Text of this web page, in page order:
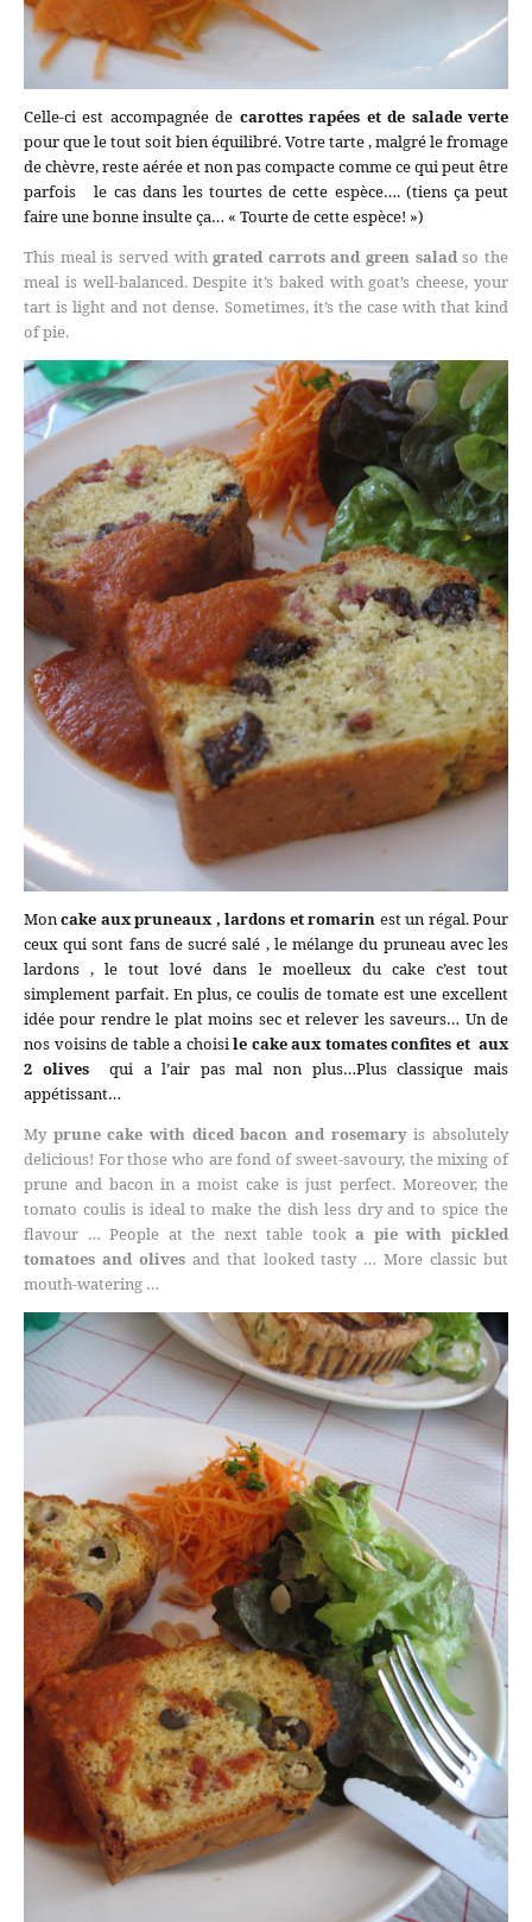
Celle-ci est accompagnée de carottes rapées et de salade verte
pour que le tout soit bien équilibré. Votre tarte , malgré le fromage
de chèvre, reste aérée et non pas compacte comme ce qui peut être
parfois le cas dans les tourtes de cette espèce…. (tiens ça peut
faire une bonne insulte ça… « Tourte de cette espèce! »)
This meal is served withgrated carrots and green saladso the
meal is well-balanced. Despite it’s baked with goat’s cheese, your
tart is light and not dense. Sometimes, it’s the case with that kind
of pie.
Moncake aux pruneaux , lardons et romarin est un régal. Pour
ceux qui sont fans de sucré salé , le mélange du pruneau avec les
lardons , le tout lové dans le moelleux du cake c’est tout
simplement parfait. En plus, ce coulis de tomate est une excellent
idée pour rendre le plat moins sec et relever les saveurs… Un de
nos voisins de table a choisile cake aux tomates confites et aux
2 olivesqui a l’air pas mal non plus…Plus classique mais
appétissant…
My prune cake with diced bacon and rosemaryis absolutely
delicious! For those who are fond of sweet-savoury, the mixing of
prune and bacon in a moist cake is just perfect. Moreover, the
tomato coulis is ideal to make the dish less dry and to spice the
flavour … People at the next table tooka pie with pickled
tomatoes and olivesand that looked tasty … More classic but
mouth-watering …